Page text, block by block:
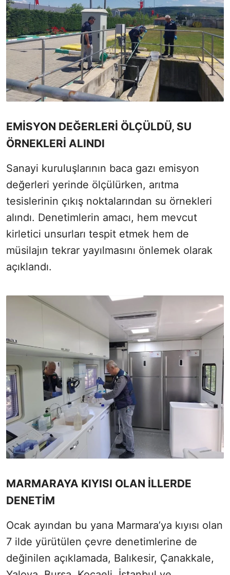
EMİSYON DEĞERLERİ ÖLÇÜLDÜ, SU
ÖRNEKLERİ ALINDI
Sanayi kuruluşlarının baca gazı emisyon
değerleri yerinde ölçülürken, arıtma
tesislerinin çıkış noktalarından su örnekleri
alındı. Denetimlerin amacı, hem mevcut
kirletici unsurları tespit etmek hem de
müsilajın tekrar yayılmasını önlemek olarak
açıklandı.
MARMARAYA KIYISI OLAN İLLERDE
DENETİM
Ocak ayından bu yana Marmara’ya kıyısı olan
7 ilde yürütülen çevre denetimlerine de
değinilen açıklamada, Balıkesir, Çanakkale,